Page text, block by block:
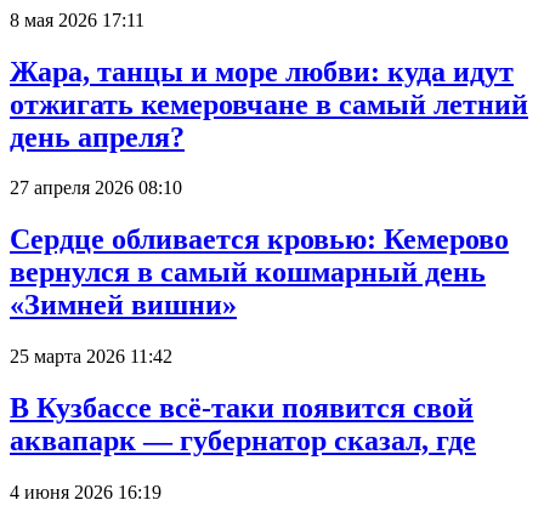
8 мая 2026 17:11
Жара, танцы и море любви: куда идут
отжигать кемеровчане в самый летний
день апреля?
27 апреля 2026 08:10
Сердце обливается кровью: Кемерово
вернулся в самый кошмарный день
«Зимней вишни»
25 марта 2026 11:42
В Кузбассе всё-таки появится свой
аквапарк — губернатор сказал, где
4 июня 2026 16:19